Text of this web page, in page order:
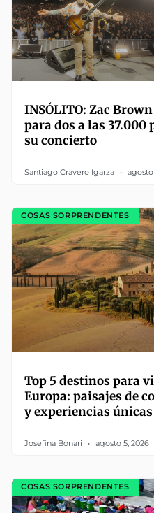
INSÓLITO: Zac
para dos a las 37.000
su concierto
Santiago Cravero Igarza agosto
COSAS SORPRENDENTES
Top 5 destinos para
Europa: paisajes de
y experiencias únicas
Josefina Bonari agosto 5, 2026
COSAS SORPRENDENTES